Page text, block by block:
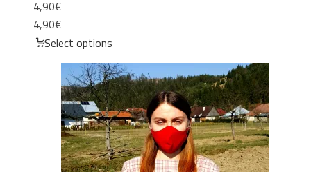
4,90€
4,90€
Select options